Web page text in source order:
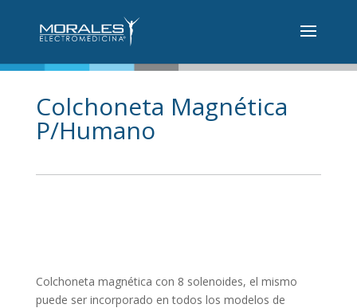
Colchoneta Magnética
P/Humano
Colchoneta magnética con 8 solenoides, el mismo
puede ser incorporado en todos los modelos de